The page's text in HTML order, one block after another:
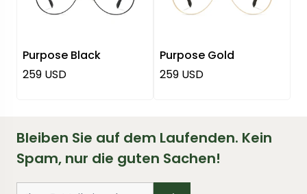
Purpose Black
Regulärer Preis
259 USD
Purpose Gold
Regulärer Preis
259 USD
Bleiben Sie auf dem Laufenden. Kein
Spam, nur die guten Sachen!